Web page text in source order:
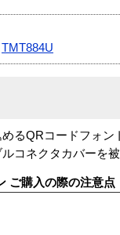
TMT884U
るQRコードフォ
コネクタカバーを
ご購入の際の注意点